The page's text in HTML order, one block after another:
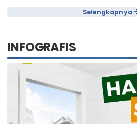
Selengkapnya
INFOGRAFIS